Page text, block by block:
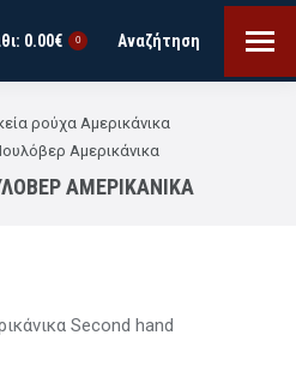
0.00€ 0 Search:
Αναζήτηση
ρούχα Αμερικάνικα
Αμερικάνικα
ΑΜΕΡΙΚΆΝΙΚΑ
Second hand